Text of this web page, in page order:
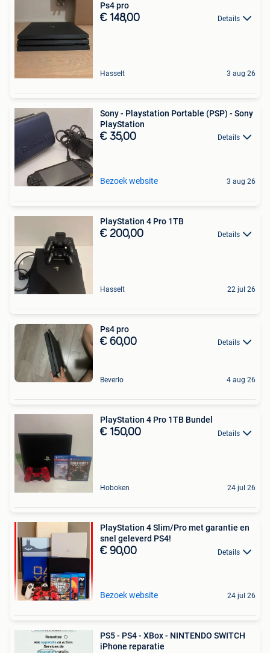
Ps4 pro
€ 148,00 Details
Hasselt 3 aug 26
Sony - Playstation Portable (PSP) - Sony
PlayStation
€ 35,00 Details
Bezoek website 3 aug 26
PlayStation 4 Pro 1TB
€ 200,00 Details
Hasselt 22 jul 26
Ps4 pro
€ 60,00 Details
Beverlo 4 aug 26
PlayStation 4 Pro 1TB Bundel
€ 150,00 Details
Hoboken 24 jul 26
PlayStation 4 Slim/Pro met garantie en
snel geleverd PS4!
€ 90,00 Details
Bezoek website 24 jul 26
PS5 - PS4 - XBox - NINTENDO SWITCH
iPhone reparatie